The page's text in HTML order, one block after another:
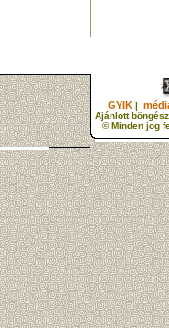
GYIK |
Ajánlott
© Minden jog